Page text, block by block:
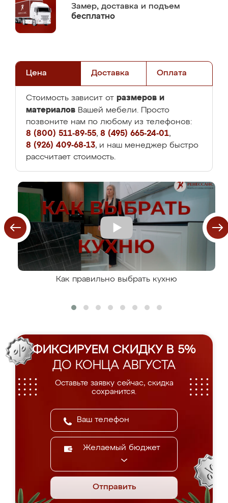
Замер, доставка и подъем
бесплатно
Цена Доставка Оплата
Стоимость зависит от размеров и
материалов Вашей мебели. Просто
позвоните нам по любому из телефонов:
8 (800) 511-89-55, 8 (495) 665-24-01,
8 (926) 409-68-13, и наш менеджер быстро
рассчитает стоимость.
Как правильно выбрать кухню
ФИКСИРУЕМ СКИДКУ В 5%
ДО КОНЦА АВГУСТА
Оставьте заявку сейчас, скидка
сохранится.
Желаемый бюджет
Отправить